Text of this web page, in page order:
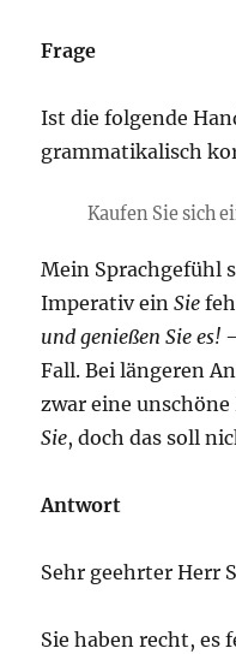
Frage
Ist die folgende
grammatikalisch
Kaufen Sie sich
Mein Sprachgefühl
Imperativ einSie
und genießen Sie es!
Fall. Bei längeren
zwar eine
Sie, doch das soll
Antwort
Sehr geehrter Herr
Sie haben recht,